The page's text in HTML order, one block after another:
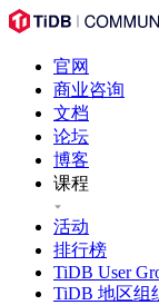
官网
商业咨询
文档
论坛
博客
课程
活动
排行榜
TiDB User
TiDB 地区组